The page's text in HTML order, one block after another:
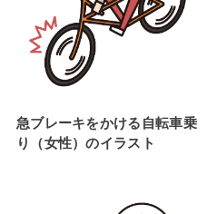
急ブレーキをかける自転車乗
り（女性）のイラスト